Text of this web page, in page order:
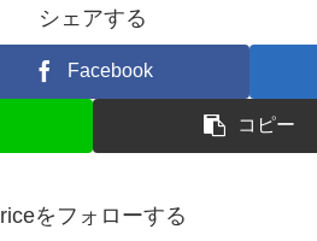
シェアする
Facebook
コピー
riceをフォローする